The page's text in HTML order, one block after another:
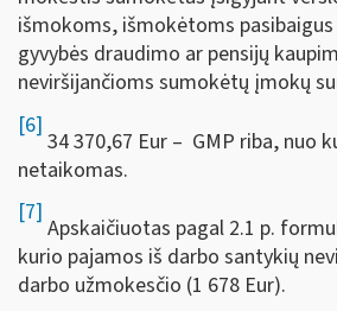
išmokoms, išmokėtoms
gyvybės draudimo ar pensijų
neviršijančioms sumokėtų įmokų
[6]
34 370,67 Eur – GMP riba, nuo
netaikomas.
[7]
Apskaičiuotas pagal 2.1 p.
kurio pajamos iš darbo santykių
darbo užmokesčio (1 678 Eur).